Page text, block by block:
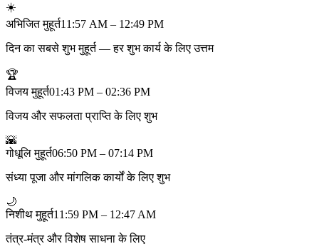
☀️
अभिजित मुहूर्त11:57 AM – 12:49 PM
दिन का सबसे शुभ मुहूर्त — हर शुभ कार्य के लिए उत्तम
🏆
विजय मुहूर्त01:43 PM – 02:36 PM
विजय और सफलता प्राप्ति के लिए शुभ
🌇
गोधूलि मुहूर्त06:50 PM – 07:14 PM
संध्या पूजा और मांगलिक कार्यों के लिए शुभ
🌙
निशीथ मुहूर्त11:59 PM – 12:47 AM
तंत्र-मंत्र और विशेष साधना के लिए